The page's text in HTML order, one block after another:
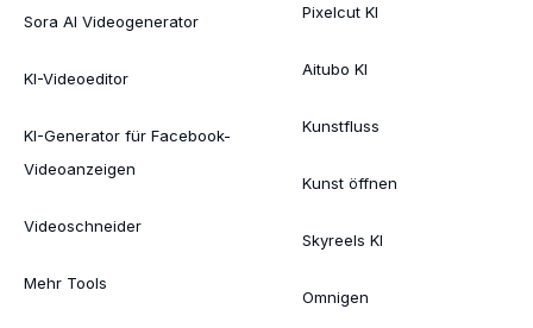
Sora AI Videogenerator
KI-Videoeditor
KI-Generator für Facebook-
Videoanzeigen
Videoschneider
Mehr Tools
Pixelcut KI
Aitubo KI
Kunstfluss
Kunst öffnen
Skyreels KI
Omnigen